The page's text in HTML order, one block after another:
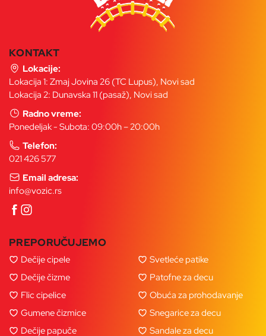
KONTAKT
Lokacije:
Lokacija 1: Zmaj Jovina 26 (TC Lupus), Novi sad
Lokacija 2: Dunavska 11 (pasaž), Novi sad
Radno vreme:
Ponedeljak - Subota: 09:00h – 20:00h
Telefon:
021 426 577
Email adresa:
info@vozic.rs
PREPORUČUJEMO
Dečije cipele
Dečije čizme
Flic cipelice
Gumene čizmice
Dečije papuče
Svetleće patike
Patofne za decu
Obuća za prohodavanje
Snegarice za decu
Sandale za decu